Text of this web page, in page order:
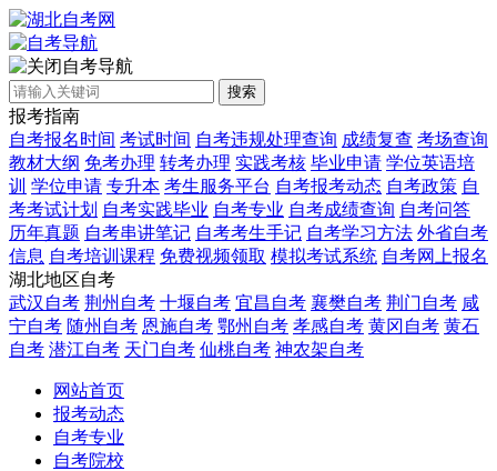
自考导航
搜索
报考指南
自考报名时间 考试时间 自考违规处理查询 成绩复查 考场查询
教材大纲 免考办理 转考办理 实践考核 毕业申请 学位英语培
训 学位申请 专升本 考生服务平台 自考报考动态 自考政策 自
考考试计划 自考实践毕业 自考专业 自考成绩查询 自考问答
历年真题 自考串讲笔记 自考考生手记 自考学习方法 外省自考
信息 自考培训课程 免费视频领取 模拟考试系统 自考网上报名
湖北地区自考
武汉自考 荆州自考 十堰自考 宜昌自考 襄樊自考 荆门自考 咸
宁自考 随州自考 恩施自考 鄂州自考 孝感自考 黄冈自考 黄石
自考 潜江自考 天门自考 仙桃自考 神农架自考
网站首页
报考动态
自考专业
自考院校